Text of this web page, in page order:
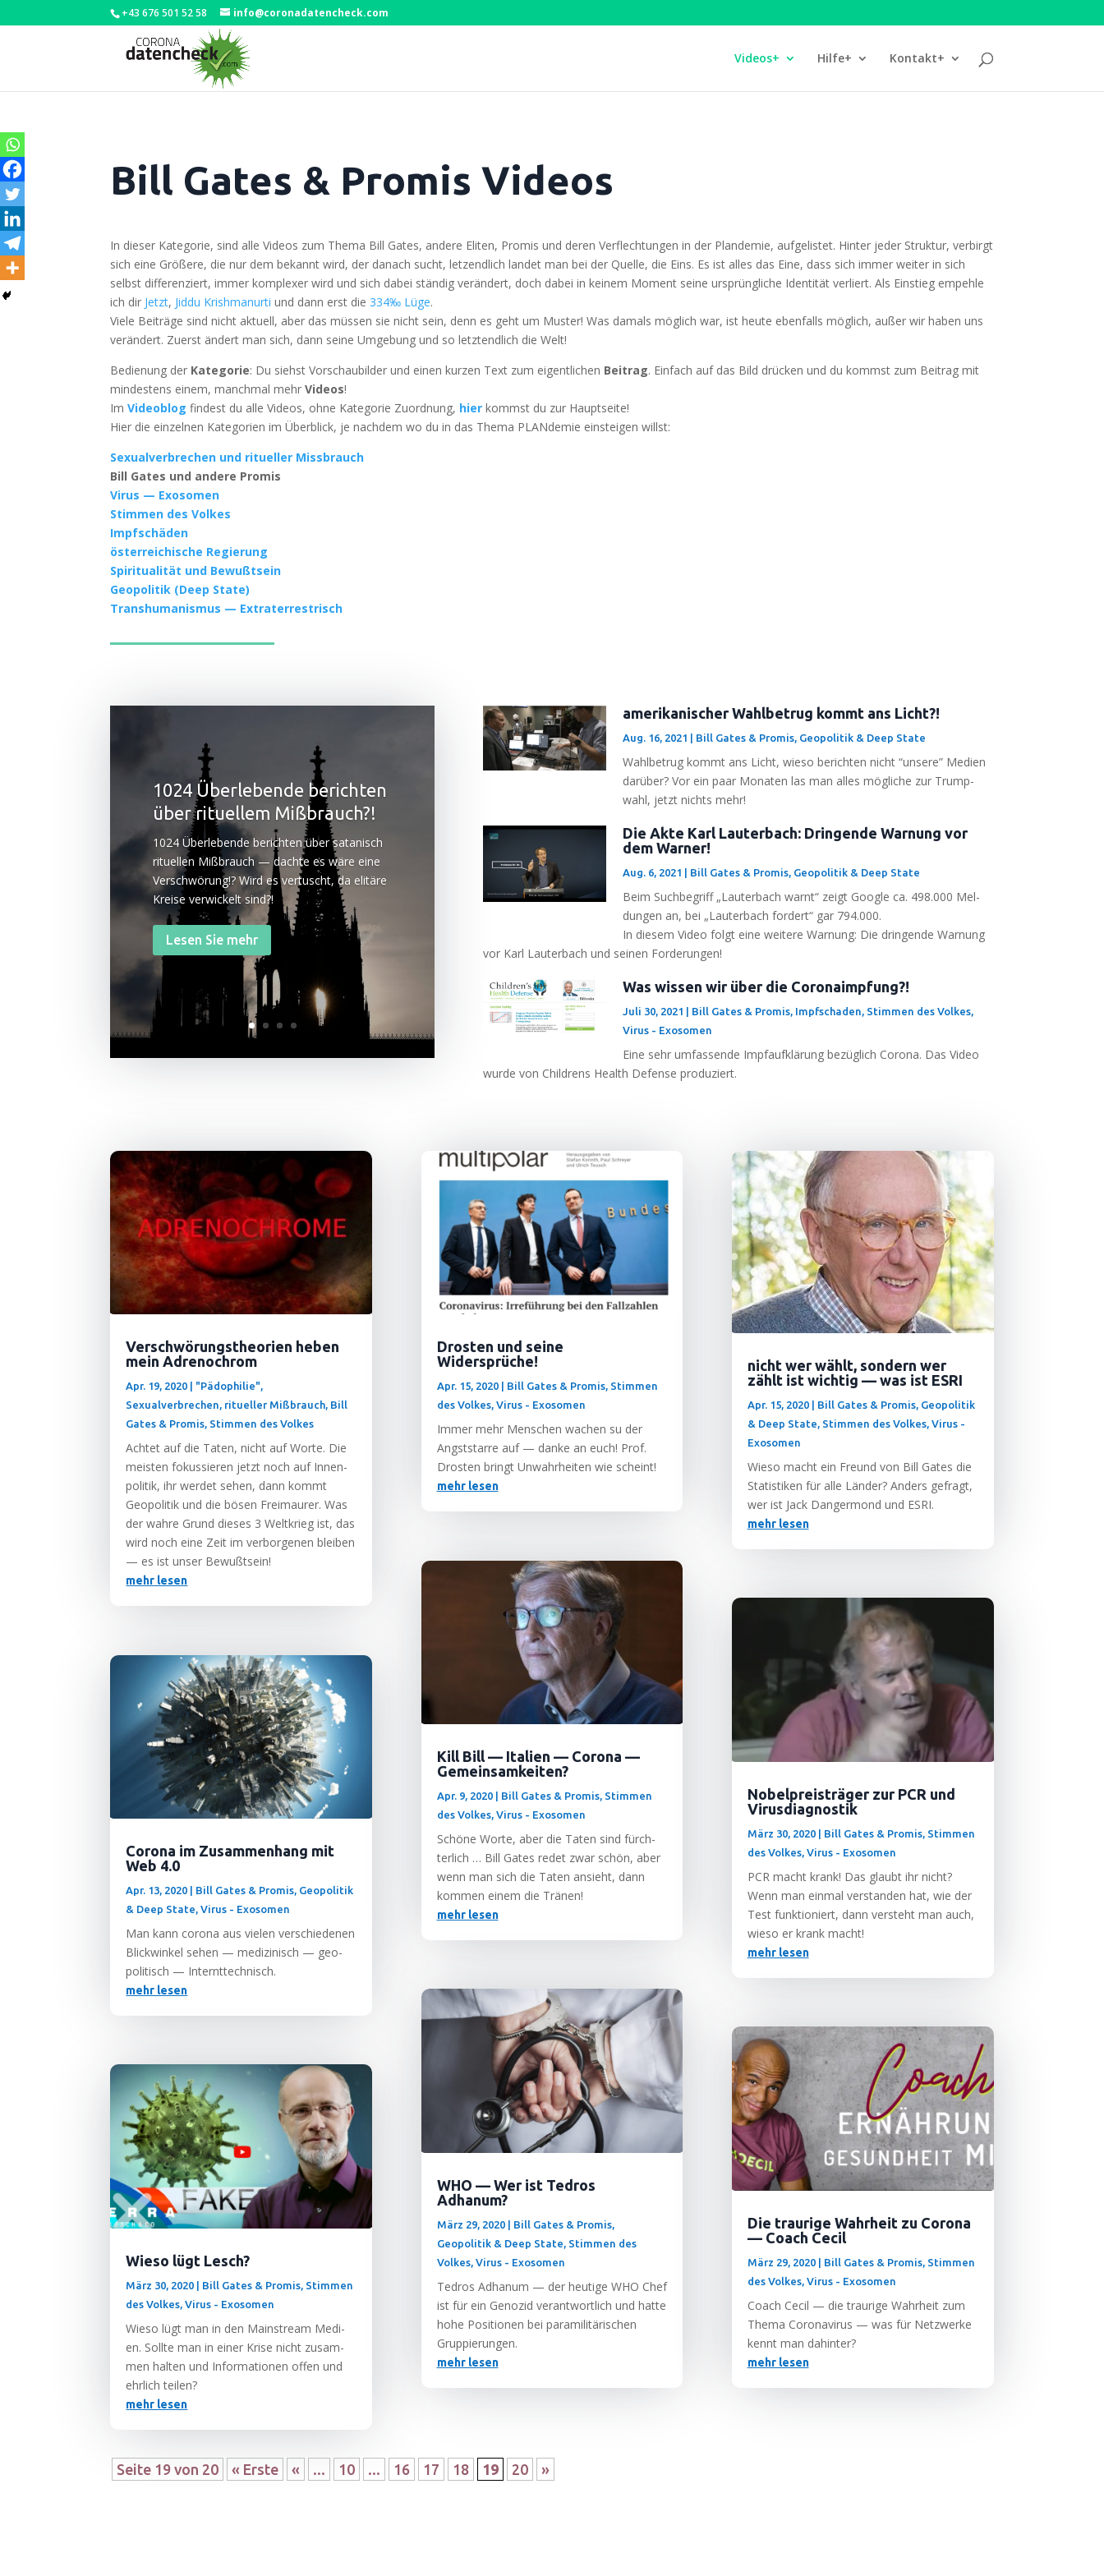
+43 676 501 52 58 info@coronadatencheck.com
Videos+ Hilfe+ Kontakt+
Bill Gates & Promis Videos
In die­ser Kate­go­rie, sind alle Vide­os zum The­ma Bill Gates, ande­re Eli­ten, Pro­mis und deren Ver­flech­tun­gen in der Plan­de­mie, auf­ge­lis­tet. Hin­ter jeder Struk­tur, ver­birgt
sich eine Grö­ße­re, die nur dem bekannt wird, der danach sucht, let­zend­lich lan­det man bei der Quel­le, die Eins. Es ist alles das Eine, dass sich immer wei­ter in sich
selbst dif­fe­ren­ziert, immer kom­ple­xer wird und sich dabei stän­dig ver­än­dert, doch dabei in kei­nem Moment sei­ne ursprüng­li­che Iden­ti­tät ver­liert. Als Ein­stieg empeh­le
ich dir Jetzt, Jid­du Krish­ma­nur­ti und dann erst die 334‰ Lüge.
Vie­le Bei­trä­ge sind nicht aktu­ell, aber das müs­sen sie nicht sein, denn es geht um Mus­ter! Was damals mög­lich war, ist heu­te eben­falls mög­lich, außer wir haben uns
ver­än­dert. Zuerst ändert man sich, dann sei­ne Umge­bung und so letzt­end­lich die Welt!
Bedie­nung der Kate­go­rie: Du siehst Vor­schau­bil­der und einen kur­zen Text zum eigent­li­chen Bei­trag. Ein­fach auf das Bild drü­cken und du kommst zum Bei­trag mit
min­des­tens einem, manch­mal mehrVide­os!
ImVideo­blog fin­dest du alle Vide­os, ohne Kate­go­rie Zuord­nung, hier kommst du zur Hauptseite!
Hier die ein­zel­nen Kate­go­rien im Über­blick, je nach­dem wo du in das The­ma PLAN­de­mie ein­stei­gen willst:
Sexu­al­ver­bre­chen und ritu­el­ler Missbrauch
Bill Gates und ande­re Promis
Virus — Exosomen
Stim­men des Volkes
Impf­schä­den
öster­rei­chi­sche Regierung
Spi­ri­tua­li­tät und Bewußtsein
Geo­po­li­tik (Deep State)
Trans­hu­ma­nis­mus — Extra­ter­res­trisch
1024 Überlebende berichten
über rituellem Mißbrauch?!
1024 Über­le­ben­de berich­ten über sata­nisch
ritu­el­len Miß­brauch — dach­te es wäre eine
Ver­schwö­rung!? Wird es ver­tuscht, da eli­tä­re
Krei­se ver­wi­ckelt sind?!
Lesen Sie mehr
amerikanischer Wahlbetrug kommt ans Licht?!
Aug. 16, 2021 | Bill Gates & Promis Geopolitik & Deep State
Wahl­be­trug kommt ans Licht, wie­so berich­ten nicht “unse­re” Medi­en
dar­über? Vor ein paar Mona­ten las man alles mög­li­che zur Trump­
wahl, jetzt nichts mehr!
Die Akte Karl Lauterbach: Dringende Warnung vor
dem Warner!
Aug. 6, 2021 | Bill Gates & Promis Geopolitik & Deep State
Beim Such­be­griff „Lau­ter­bach warnt“ zeigt Goog­le ca. 498.000 Mel­
dun­gen an, bei „Lau­ter­bach for­dert“ gar 794.000.
In die­sem Video folgt eine wei­te­re War­nung: Die drin­gen­de War­nung
vor Karl Lau­ter­bach und sei­nen Forderungen!
Was wissen wir über die Coronaimpfung?!
Juli 30, 2021 | Bill Gates & Promis Impfschaden Stimmen des Volkes
Virus - Exosomen
Eine sehr umfas­sen­de Impf­auf­klä­rung bezüg­lich Coro­na. Das Video
wur­de von Child­rens Health Defen­se produziert.
Verschwörungstheorien heben
mein Adrenochrom
Apr. 19, 2020
"Pädophilie",
Sexualverbrechen, ritueller Mißbrauch, Bill
Gates & Promis, Stimmen des Volkes
Ach­tet auf die Taten, nicht auf Wor­te. Die
meis­ten fokus­sie­ren jetzt noch auf Innen­
po­li­tik, ihr wer­det sehen, dann kommt
Geo­po­li­tik und die bösen Frei­mau­rer. Was
der wah­re Grund die­ses 3 Welt­krieg ist, das
wird noch eine Zeit im ver­bor­ge­nen blei­ben
— es ist unser Bewußtsein!
mehr lesen
Corona im Zusammenhang mit
Web 4.0
Apr. 13, 2020 Bill Gates & Promis, Geopolitik
& Deep State,Virus - Exosomen
Man kann coro­na aus vie­len ver­schie­de­nen
Blick­win­kel sehen — medi­zi­nisch — geo­
po­li­tisch — Internttechnisch.
mehr lesen
Wieso lügt Lesch?
März 30, 2020 | Bill Gates & Promis, Stimmen
des Volkes,Virus - Exosomen
Wie­so lügt man in den Main­stream Medi­
en. Soll­te man in einer Kri­se nicht zusam­
men hal­ten und Infor­ma­tio­nen offen und
ehr­lich teilen?
mehr lesen
Drosten und seine
Widersprüche!
Apr. 15, 2020| Bill Gates & Promis, Stimmen
des Volkes, Virus - Exosomen
Immer mehr Men­schen wachen su der
Angst­star­re auf — dan­ke an euch! Prof.
Dros­ten bringt Unwahr­hei­ten wie scheint!
mehr lesen
Kill Bill — Italien — Corona —
Gemeinsamkeiten?
Apr. 9, 2020| Bill Gates & Promis, Stimmen
des Volkes, Virus - Exosomen
Schö­ne Wor­te, aber die Taten sind fürch­
ter­lich … Bill Gates redet zwar schön, aber
wenn man sich die Taten ansieht, dann
kom­men einem die Tränen!
mehr lesen
WHO — Wer ist Tedros
Adhanum?
März 29, 2020| Bill Gates & Promis,
Geopolitik & Deep State, Stimmen des
Volkes, Virus - Exosomen
Tedros Adha­num — der heu­ti­ge WHO Chef
ist für ein Geno­zid ver­ant­wort­lich und hat­te
hohe Posi­tio­nen bei para­mi­li­tä­ri­schen
Gruppierungen.
mehr lesen
nicht wer wählt, sondern wer
zählt ist wichtig — was ist ESRI
Apr. 15, 2020| Bill Gates & Promis, Geopolitik
& Deep State, Stimmen des Volkes, Virus -
Exosomen
Wie­so macht ein Freund von Bill Gates die
Sta­tis­ti­ken für alle Län­der? Anders gefragt,
wer ist Jack Dan­ger­mond und ESRI.
mehr lesen
Nobelpreisträger zur PCR und
Virusdiagnostik
März 30, 2020| Bill Gates & Promis, Stimmen
des Volkes, Virus - Exosomen
PCR macht krank! Das glaubt ihr nicht?
Wenn man ein­mal ver­stan­den hat, wie der
Test funk­tio­niert, dann ver­steht man auch,
wie­so er krank macht!
mehr lesen
Die traurige Wahrheit zu Corona
— Coach Cecil
März 29, 2020| Bill Gates & Promis, Stimmen
des Volkes, Virus - Exosomen
Coach Cecil — die trau­ri­ge Wahr­heit zum
The­ma Coro­na­vi­rus — was für Netz­wer­ke
kennt man dahinter?
mehr lesen
Seite 19 von 20 « Erste « ... 10 ... 16 17 18 19 20 »